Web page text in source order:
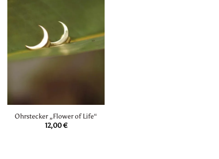
Ohrstecker „Flower of Life“
12,00€